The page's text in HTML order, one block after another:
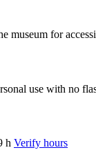
museum for
use with no
h Verify hours